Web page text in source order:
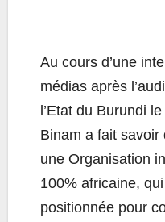
Au cours d’une
médias après
l’Etat du Burundi
Binam a fait savoir
une Organisation
100% africaine,
positionnée pour